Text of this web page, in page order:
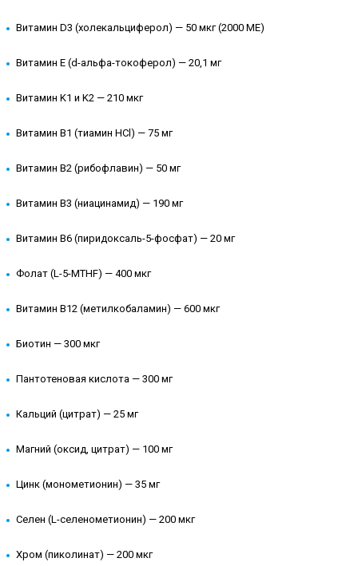
Витамин D3 (холекальциферол) — 50 мкг (2000 МЕ)
Витамин E (d-альфа-токоферол) — 20,1 мг
Витамин K1 и K2 — 210 мкг
Витамин B1 (тиамин HCl) — 75 мг
Витамин B2 (рибофлавин) — 50 мг
Витамин B3 (ниацинамид) — 190 мг
Витамин B6 (пиридоксаль-5-фосфат) — 20 мг
Фолат (L-5-MTHF) — 400 мкг
Витамин B12 (метилкобаламин) — 600 мкг
Биотин — 300 мкг
Пантотеновая кислота — 300 мг
Кальций (цитрат) — 25 мг
Магний (оксид, цитрат) — 100 мг
Цинк (монометионин) — 35 мг
Селен (L-селенометионин) — 200 мкг
Хром (пиколинат) — 200 мкг